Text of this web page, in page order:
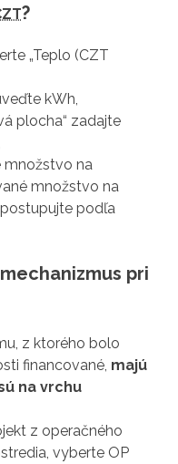
?
„Teplo (CZT
kWh,
plocha“ zadajte
množstvo na
množstvo na
podľa
pri
z ktorého bolo
financované, majú
na vrchu
z operačného
vyberte OP